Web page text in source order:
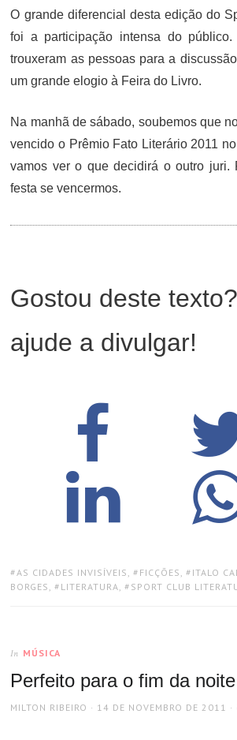
O grande diferencial desta edição do
foi a participação intensa do
trouxeram as pessoas para a
um grande elogio à Feira do Livro.
Na manhã de sábado, soubemos que
vencido o Prêmio Fato Literário 2011
vamos ver o que decidirá o outro juri.
festa se vencermos.
Gostou deste
ajude a divulgar!
TAGS:
AS CIDADES INVISÍVEIS , FICÇÕES , ITALO
BORGES , LITERATURA, SPORT CLUB
In MÚSICA
Perfeito para o fim da noite
AUTHOR
MILTON RIBEIRO
POSTED
14 DE NOVEMBRO DE 2011